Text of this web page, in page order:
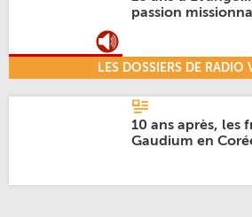
LES DOSSIERS DE RADIO
passion
10 ans après, les
Gaudium en